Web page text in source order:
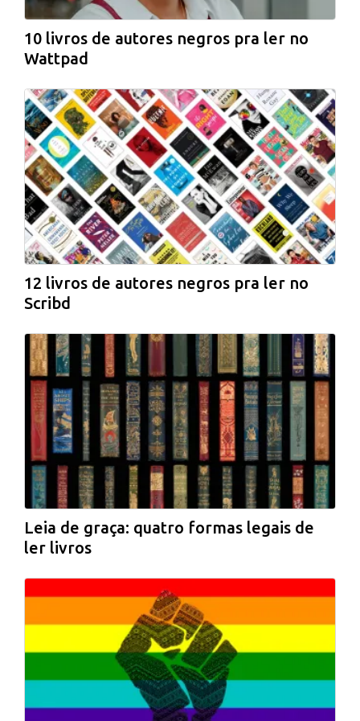
10 livros de autores negros pra ler no
Wattpad
12 livros de autores negros pra ler no
Scribd
Leia de graça: quatro formas legais de
ler livros